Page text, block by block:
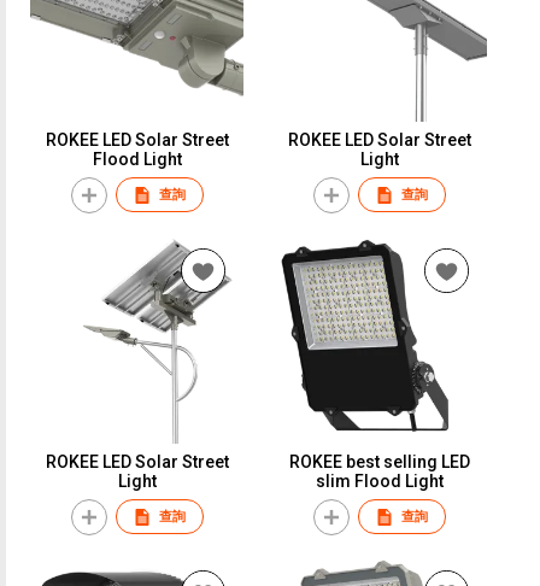
ROKEE LED Solar Street
Flood Light
查詢
ROKEE LED Solar Street
Light
查詢
ROKEE LED Solar Street
Light
查詢
ROKEE best selling LED
slim Flood Light
查詢